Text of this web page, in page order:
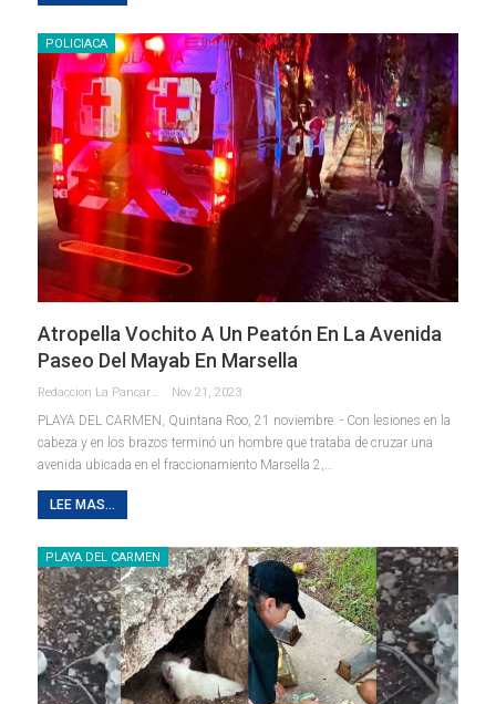
POLICIACA
Atropella Vochito A Un Peatón En La Avenida
Paseo Del Mayab En Marsella
Redaccion La Pancarta De Quintana Roo Nov 21, 2023
PLAYA DEL CARMEN, Quintana Roo, 21 noviembre. - Con lesiones en la
cabeza y en los brazos terminó un hombre que trataba de cruzar una
avenida ubicada en el fraccionamiento Marsella 2,
LEE MAS...
PLAYA DEL CARMEN